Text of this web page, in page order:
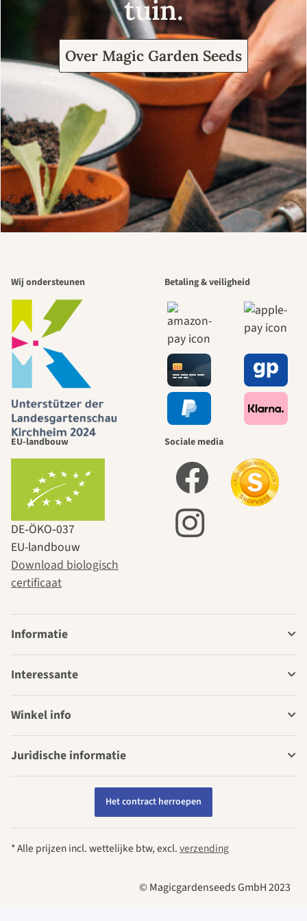
tuin.
Over Magic Garden Seeds
Wij ondersteunen Betaling & veiligheid
EU-landbouw
DE‑ÖKO‑037
EU-landbouw
Download biologisch
certificaat
Sociale media
Informatie
Interessante
Winkel info
Juridische informatie
Het contract herroepen
* Alle prijzen incl. wettelijke btw, excl.verzending
© Magicgardenseeds GmbH 2023